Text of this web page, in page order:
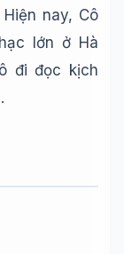
nay, Cô
lớn ở Hà
đi đọc kịch